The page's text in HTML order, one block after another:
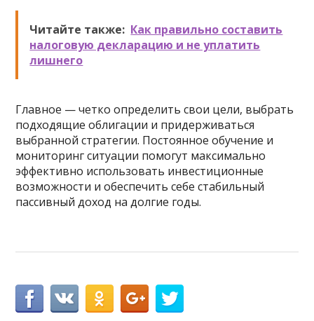
Читайте также: Как правильно составить
налоговую декларацию и не уплатить
лишнего
Главное — четко определить свои цели, выбрать
подходящие облигации и придерживаться
выбранной стратегии. Постоянное обучение и
мониторинг ситуации помогут максимально
эффективно использовать инвестиционные
возможности и обеспечить себе стабильный
пассивный доход на долгие годы.